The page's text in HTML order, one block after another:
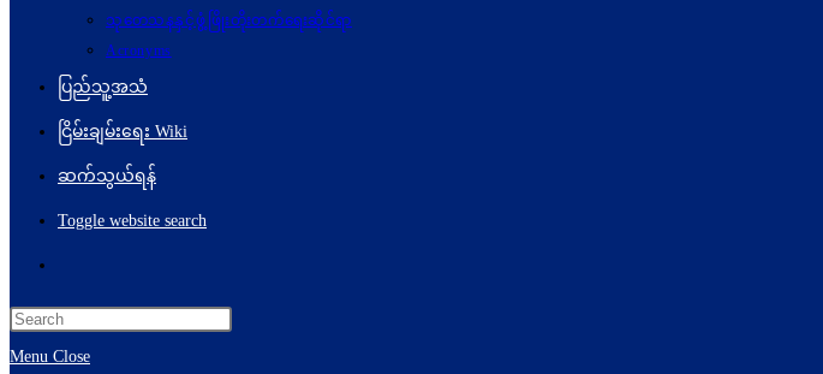
သုတေသနနှင့်ဖွံ့ဖြိုးတိုးတက်ရေးဆိုင်ရာ
Acronyms
ပြည်သူ့အသံ
ငြိမ်းချမ်းရေး Wiki
ဆက်သွယ်ရန်
Toggle website search
Menu Close